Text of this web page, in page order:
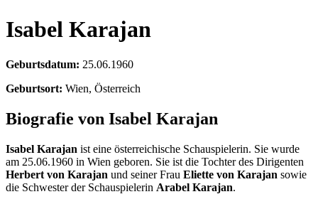
Isabel Karajan
Geburtsdatum: 25.06.1960
Geburtsort: Wien, Österreich
Biografie von Isabel Karajan
Isabel Karajan ist eine österreichische Schauspielerin. Sie wurde
am 25.06.1960 in Wien geboren. Sie ist die Tochter des Dirigenten
Herbert von Karajan und seiner Frau Eliette von Karajan sowie
die Schwester der Schauspielerin Arabel Karajan.